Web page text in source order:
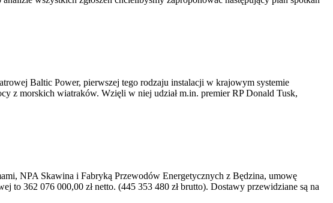
Baltic Power, pierwszej tego rodzaju instalacji w krajowym systemie
z morskich wiatraków. Wzięli w niej udział m.in. premier RP Donald Tusk,
NPA Skawina i Fabryką Przewodów Energetycznych z Będzina, umowę
362 076 000,00 zł netto. (445 353 480 zł brutto). Dostawy przewidziane są na